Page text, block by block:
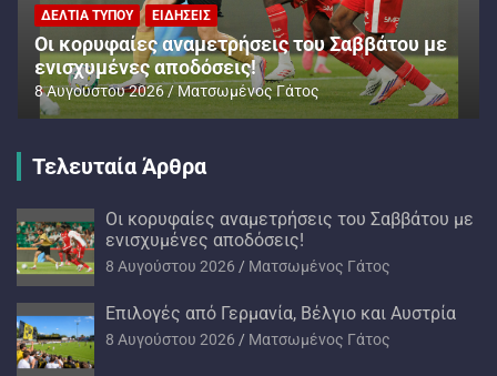
ΔΕΛΤΊΑ ΤΎΠΟΥ ΕΙΔΉΣΕΙΣ
Oι κορυφαίες αναμετρήσεις του Σαββάτου με
ενισχυμένες αποδόσεις!
8 Αυγούστου 2026 Ματσωμένος Γάτος
Τελευταία Άρθρα
Oι κορυφαίες αναμετρήσεις του Σαββάτου με
ενισχυμένες αποδόσεις!
8 Αυγούστου 2026 Ματσωμένος Γάτος
Επιλογές από Γερμανία, Βέλγιο και Αυστρία
8 Αυγούστου 2026 Ματσωμένος Γάτος